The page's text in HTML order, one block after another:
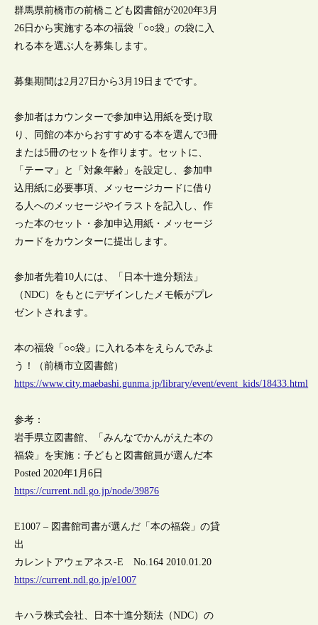
群馬県前橋市の前橋こども図書館が2020年3月
26日から実施する本の福袋「○○袋」の袋に入
れる本を選ぶ人を募集します。
募集期間は2月27日から3月19日までです。
参加者はカウンターで参加申込用紙を受け取
り、同館の本からおすすめする本を選んで3冊
または5冊のセットを作ります。セットに、
「テーマ」と「対象年齢」を設定し、参加申
込用紙に必要事項、メッセージカードに借り
る人へのメッセージやイラストを記入し、作
った本のセット・参加申込用紙・メッセージ
カードをカウンターに提出します。
参加者先着10人には、「日本十進分類法」
（NDC）をもとにデザインしたメモ帳がプレ
ゼントされます。
本の福袋「○○袋」に入れる本をえらんでみよ
う！（前橋市立図書館）
https://www.city.maebashi.gunma.jp/library/event/event_kids/18433.html
参考：
岩手県立図書館、「みんなでかんがえた本の
福袋」を実施：子どもと図書館員が選んだ本
Posted 2020年1月6日
https://current.ndl.go.jp/node/39876
E1007 – 図書館司書が選んだ「本の福袋」の貸
出
カレントアウェアネス-E No.164 2010.01.20
https://current.ndl.go.jp/e1007
キハラ株式会社、日本十進分類法（NDC）の